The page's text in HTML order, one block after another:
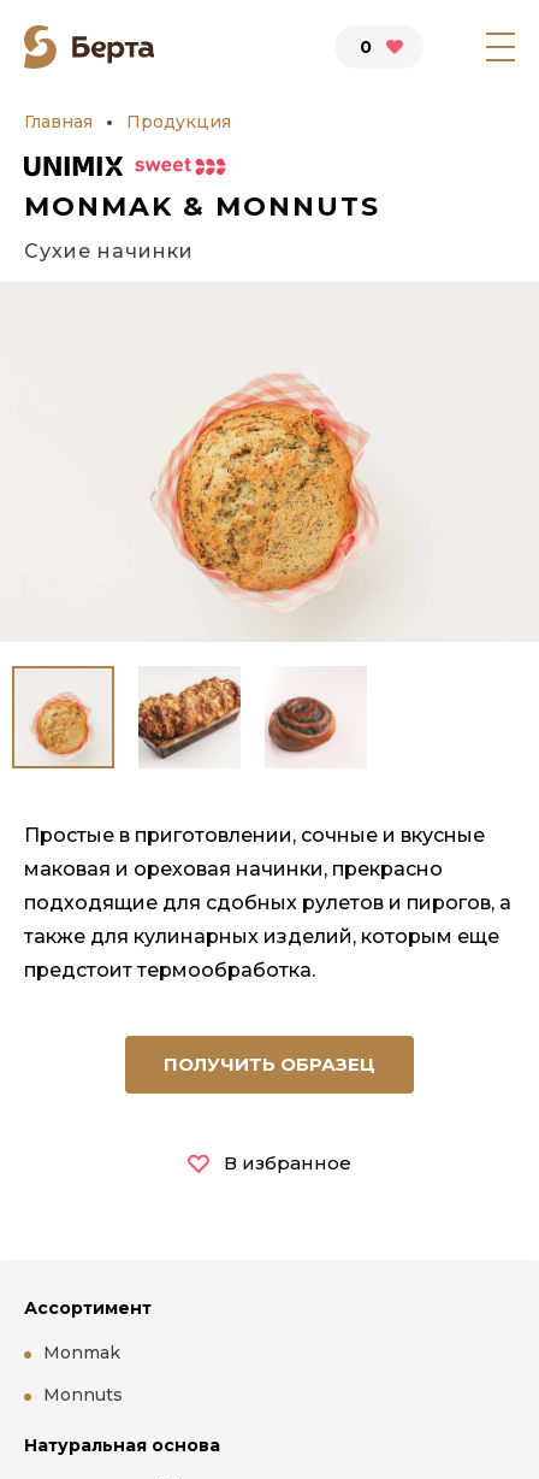
0
Главная Продукция
MONMAK & MONNUTS
Сухие начинки
Простые в приготовлении, сочные и вкусные
маковая и ореховая начинки, прекрасно
подходящие для сдобных рулетов и пирогов, а
также для кулинарных изделий, которым еще
предстоит термообработка.
ПОЛУЧИТЬ ОБРАЗЕЦ
В избранное
Ассортимент
Monmаk
Monnuts
Натуральная основа